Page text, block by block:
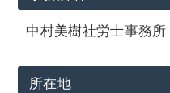
中村美樹社労士事務所
所在地